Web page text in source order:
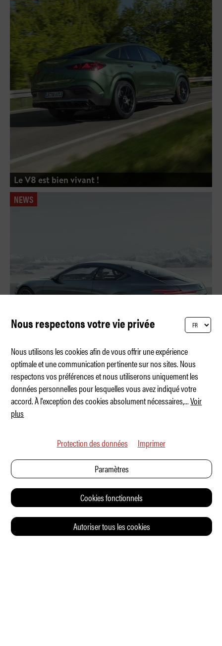
Le V8 est bien vivant !
NEWS
Le « requin des Alpes » est de retour
Nous respectons votre vie privée
Nous utilisons les cookies afin de vous offrir une expérience
optimale et une communication pertinente sur nos sites. Nous
respectons vos préférences et nous utiliserons uniquement les
données personnelles pour lesquelles vous avez indiqué votre
accord. À l'exception des cookies absolument nécessaires,...Voir
plus
Protection des données Imprimer
Paramètres
Cookies fonctionnels
Autoriser tous les cookies